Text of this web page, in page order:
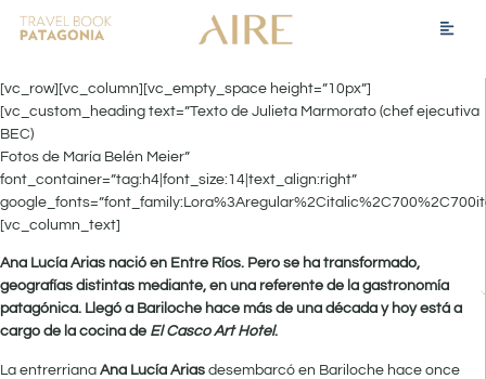
[vc_row][vc_column][vc_empty_space height=”10px”]
[vc_custom_heading text=”Texto de Julieta Marmorato (chef ejecutiva
BEC)
Fotos de María Belén Meier”
font_container=”tag:h4|font_size:14|text_align:right”
[vc_column_text]
Ana Lucía Arias nació en Entre Ríos. Pero se ha transformado,
geografías distintas mediante, en una referente de la gastronomía
patagónica. Llegó a Bariloche hace más de una década y hoy está a
cargo de la cocina de El Casco Art Hotel.
La entrerriana Ana Lucía Arias desembarcó en Bariloche hace once